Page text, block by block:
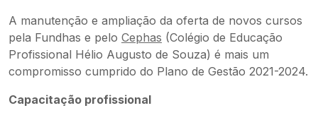
A manutenção e ampliação da oferta de novos cursos
pela Fundhas e pelo Cephas (Colégio de Educação
Profissional Hélio Augusto de Souza) é mais um
compromisso cumprido do Plano de Gestão 2021-2024.
Capacitação profissional